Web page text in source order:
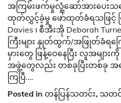
အကြမ်းဖက်မှုလှုံ့ဆော်အားပေးသ
ထုတ်လွှင့်ခဲ့မှု ဖော်ထုတ်ခံရသဖြင့် ဗ
Davies ၊ စီအီးအို Deborah
ကြီးများ နှုတ်ထွက်/အဖြုတ်ခံရ
မှားတွေ ဖြန့်ဝေနေပြီး လူအမျ
အဖွဲ့တွေလည်း တစ်ခုပြီးတစ်ခု အ
ကြပြီ….
Posted in တန်ပြန်သတင်း, သတင်